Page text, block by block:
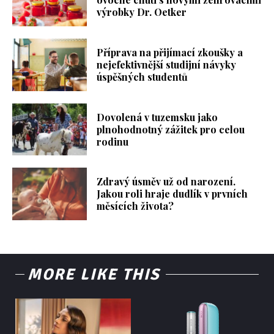
výrobky Dr. Oetker
Příprava na přijímací zkoušky a
nejefektivnější studijní návyky
úspěšných studentů
Dovolená v tuzemsku jako
plnohodnotný zážitek pro celou
rodinu
Zdravý úsměv už od narození.
Jakou roli hraje dudlík v prvních
měsících života?
MORE LIKE THIS